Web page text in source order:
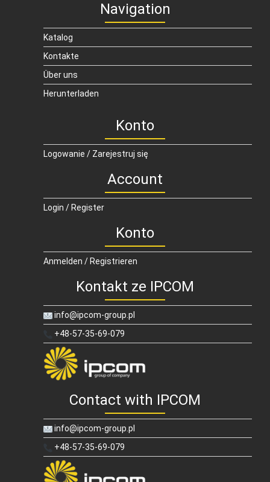
Navigation
Katalog
Kontakte
Über uns
Herunterladen
Konto
Logowanie / Zarejestruj się
Account
Login / Register
Konto
Anmelden / Registrieren
Kontakt ze IPCOM
info@ipcom-group.pl
+48-57-35-69-079
Contact with IPCOM
info@ipcom-group.pl
+48-57-35-69-079